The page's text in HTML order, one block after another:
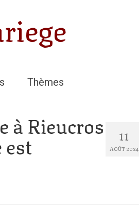
Thèmes
11
AOÛT 2024
à Rieucros